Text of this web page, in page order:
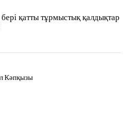
қатты тұрмыстық қалдықтар
Кәпқызы